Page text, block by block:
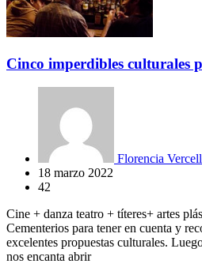
Cinco imperdibles culturales
Florencia
18 marzo 2022
42
Cine + danza teatro + títeres+ artes
Cementerios para tener en cuenta y
excelentes propuestas culturales.
nos encanta abrir